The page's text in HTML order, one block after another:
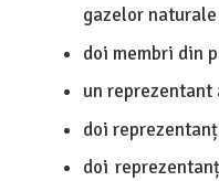
gazelor
doi membri din
un
doi
doi